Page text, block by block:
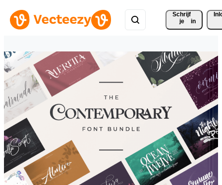
Schrijf
je
in